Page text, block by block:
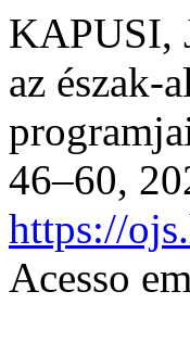
KAPUSI,
az
46–60,
https://
Acesso